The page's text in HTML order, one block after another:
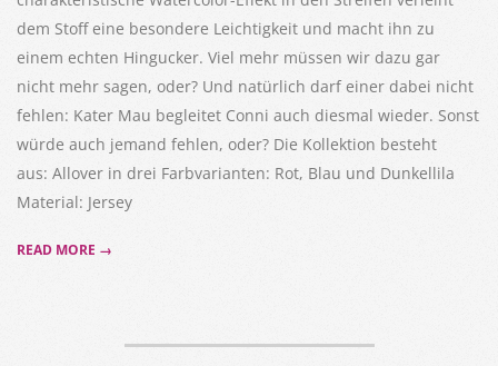
dem Stoff eine besondere Leichtigkeit und macht ihn zu
einem echten Hingucker. Viel mehr müssen wir dazu gar
nicht mehr sagen, oder? Und natürlich darf einer dabei nicht
fehlen: Kater Mau begleitet Conni auch diesmal wieder. Sonst
würde auch jemand fehlen, oder? Die Kollektion besteht
aus: Allover in drei Farbvarianten: Rot, Blau und Dunkellila
Material: Jersey
READ MORE →